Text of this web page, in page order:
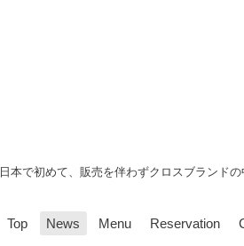
日本で初めて、販売を伴わずクロスブランド
Top News Menu Reservation